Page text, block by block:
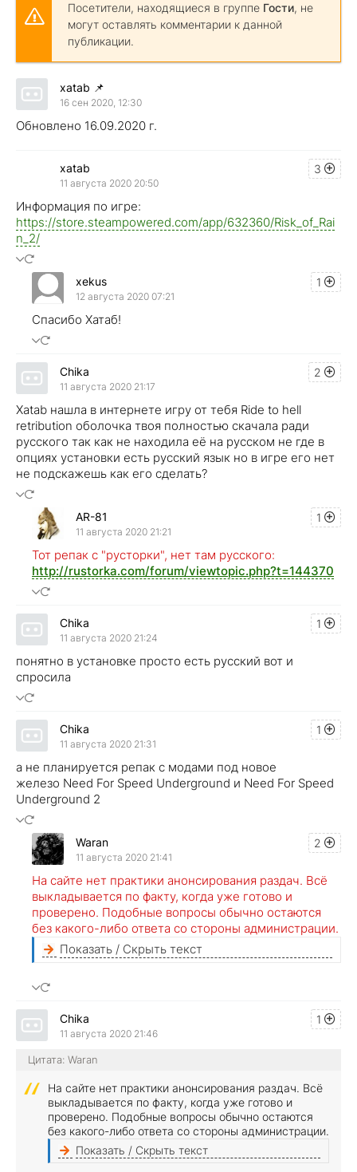
Посетители, находящиеся в группе Гости, не
могут оставлять комментарии к данной
публикации.
xatab 📌
16 сен 2020, 12:30
Обновлено 16.09.2020 г.
3
xatab
11 августа 2020 20:50
Информация по игре: ​
https://store.steampowered.com/app/632360/Risk_of_Rai
n_2/
1
xekus
12 августа 2020 07:21
Спасибо Хатаб!
2
Chika
11 августа 2020 21:17
Xatab нашла в интернете игру от тебя Ride to hell
retribution оболочка твоя полностью скачала ради
русского так как не находила её на русском не где в
опциях установки есть русский язык но в игре его нет
не подскажешь как его сделать?
1
AR-81
11 августа 2020 21:21
Тот репак с "русторки", нет там русского:
http://rustorka.com/forum/viewtopic.php?t=144370
1
Chika
11 августа 2020 21:24
понятно в установке просто есть русский вот и
спросила
1
Chika
11 августа 2020 21:31
а не планируется репак с модами под новое
железо Need For Speed Underground и Need For Speed
Underground 2
2
Waran
11 августа 2020 21:41
На сайте нет практики анонсирования раздач. Всё
выкладывается по факту, когда уже готово и
проверено. Подобные вопросы обычно остаются
без какого-либо ответа со стороны администрации.
Показать / Скрыть текст
1
Chika
11 августа 2020 21:46
Цитата: Waran
На сайте нет практики анонсирования раздач. Всё
выкладывается по факту, когда уже готово и
проверено. Подобные вопросы обычно остаются
без какого-либо ответа со стороны администрации.
Показать / Скрыть текст